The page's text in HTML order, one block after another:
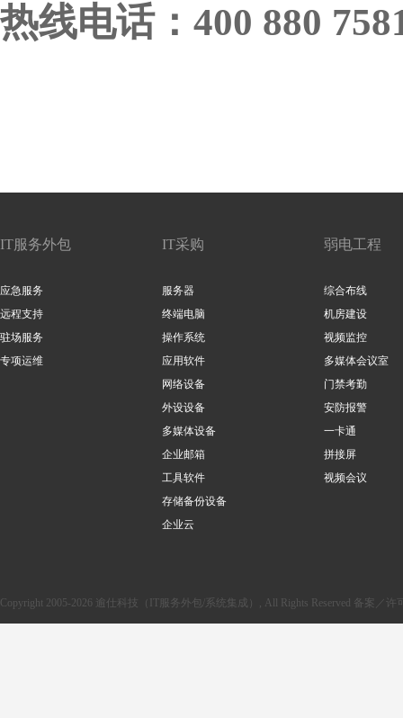
热线电话：400 880
IT服务外包
应急服务
远程支持
驻场服务
专项运维
IT采购
服务器
终端电脑
操作系统
应用软件
网络设备
外设设备
多媒体设备
企业邮箱
工具软件
存储备份设备
企业云
弱电工程
综合布线
机房建设
视频监控
多媒体会议室
门禁考勤
安防报警
一卡通
拼接屏
视频会议
Copyright 2005-2026 逾仕科技（IT服务外包/系统集成）, All Rights Reserved 备案／